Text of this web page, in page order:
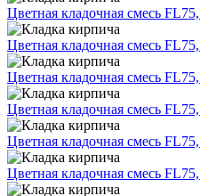
Цветная кладочная смесь
Цветная кладочная смесь
Цветная кладочная смесь
Цветная кладочная смесь
Цветная кладочная смесь
Цветная кладочная смесь